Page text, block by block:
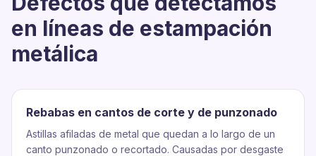
en líneas de estampación
metálica
Rebabas en cantos de corte y de punzonado
Astillas afiladas de metal que quedan a lo largo de un
canto punzonado o recortado. Causadas por desgaste